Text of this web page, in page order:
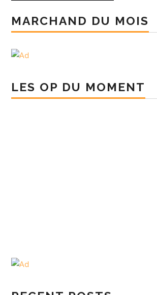
MARCHAND DU MOIS
LES OP DU MOMENT